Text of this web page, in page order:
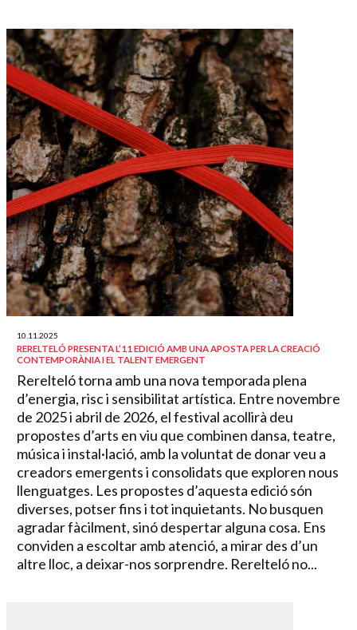
10.11.2025
RERELTELÓ PRESENTA L’11 EDICIÓ AMB UNA APOSTA PER LA CREACIÓ
CONTEMPORÀNIA I EL TALENT EMERGENT
Rerelteló torna amb una nova temporada plena
d’energia, risc i sensibilitat artística. Entre novembre
de 2025 i abril de 2026, el festival acollirà deu
propostes d’arts en viu que combinen dansa, teatre,
música i instal·lació, amb la voluntat de donar veu a
creadors emergents i consolidats que exploren nous
llenguatges. Les propostes d’aquesta edició són
diverses, potser fins i tot inquietants. No busquen
agradar fàcilment, sinó despertar alguna cosa. Ens
conviden a escoltar amb atenció, a mirar des d’un
altre lloc, a deixar-nos sorprendre. Rerelteló no...